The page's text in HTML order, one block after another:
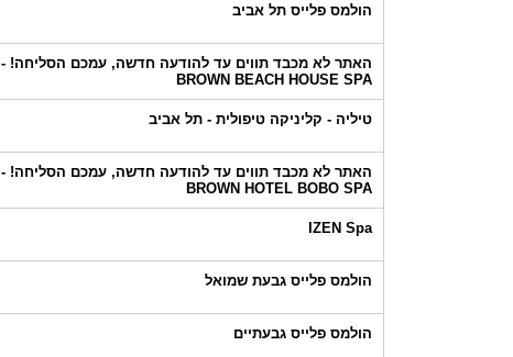
הולמס פלייס תל אביב
האתר לא מכבד תווים עד להודעה חדשה, עמכם הסליחה! -
BROWN BEACH HOUSE SPA
טיליה - קליניקה טיפולית - תל אביב
האתר לא מכבד תווים עד להודעה חדשה, עמכם הסליחה! -
BROWN HOTEL BOBO SPA
IZEN Spa
הולמס פלייס גבעת שמואל
הולמס פלייס גבעתיים